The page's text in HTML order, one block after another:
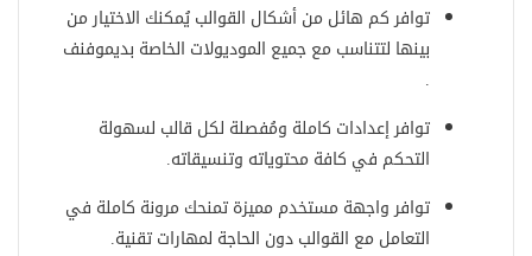
توافر كم هائل من أشكال القوالب يُمكنك الاختيار من
بينها لتتناسب مع جميع الموديولات الخاصة بديموفنف
.
توافر إعدادات كاملة ومُفصلة لكل قالب لسهولة
التحكم في كافة محتوياته وتنسيقاته.
توافر واجهة مستخدم مميزة تمنحك مرونة كاملة في
التعامل مع القوالب دون الحاجة لمهارات تقنية.